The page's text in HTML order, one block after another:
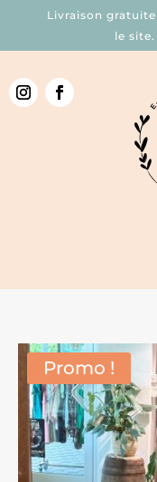
Livraison
le
Promo !